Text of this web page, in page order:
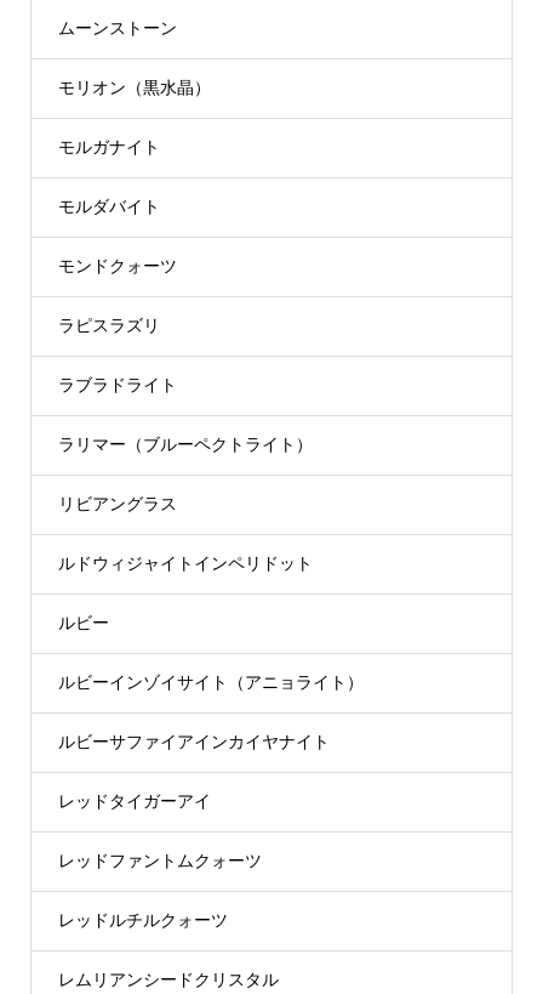
ムーンストーン
モリオン（黒水晶）
モルガナイト
モルダバイト
モンドクォーツ
ラピスラズリ
ラブラドライト
ラリマー（ブルーペクトライト）
リビアングラス
ルドウィジャイトインペリドット
ルビー
ルビーインゾイサイト（アニョライト）
ルビーサファイアインカイヤナイト
レッドタイガーアイ
レッドファントムクォーツ
レッドルチルクォーツ
レムリアンシードクリスタル